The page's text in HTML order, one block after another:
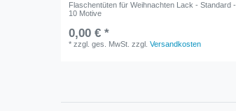
Flaschentüten für Weihnachten Lack - Standard -
10 Motive
0,00 € *
*zzgl. ges. MwSt. zzgl.Versandkosten